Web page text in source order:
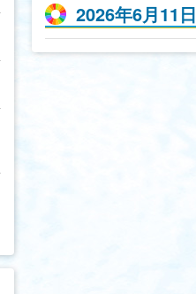
2026年6月11日